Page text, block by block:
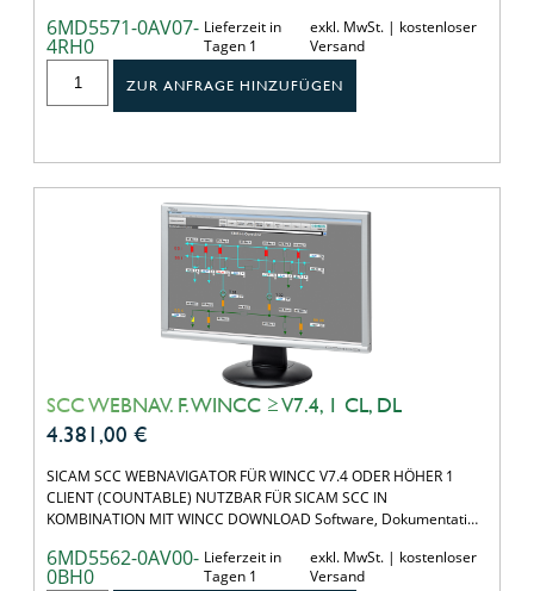
6MD5571-0AV07-
4RH0
Lieferzeit in
Tagen 1
exkl. MwSt. | kostenloser
Versand
ZUR ANFRAGE HINZUFÜGEN
SCC WEBNAV. F. WINCC ≥ V7.4, 1 CL, DL
4.381,00 €
SICAM SCC WEBNAVIGATOR FÜR WINCC V7.4 ODER HÖHER 1
CLIENT (COUNTABLE) NUTZBAR FÜR SICAM SCC IN
KOMBINATION MIT WINCC DOWNLOAD Software, Dokumentati…
6MD5562-0AV00-
0BH0
Lieferzeit in
Tagen 1
exkl. MwSt. | kostenloser
Versand